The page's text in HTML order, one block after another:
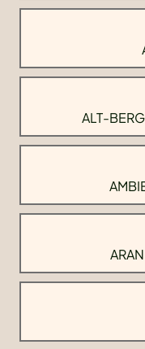
ALT-